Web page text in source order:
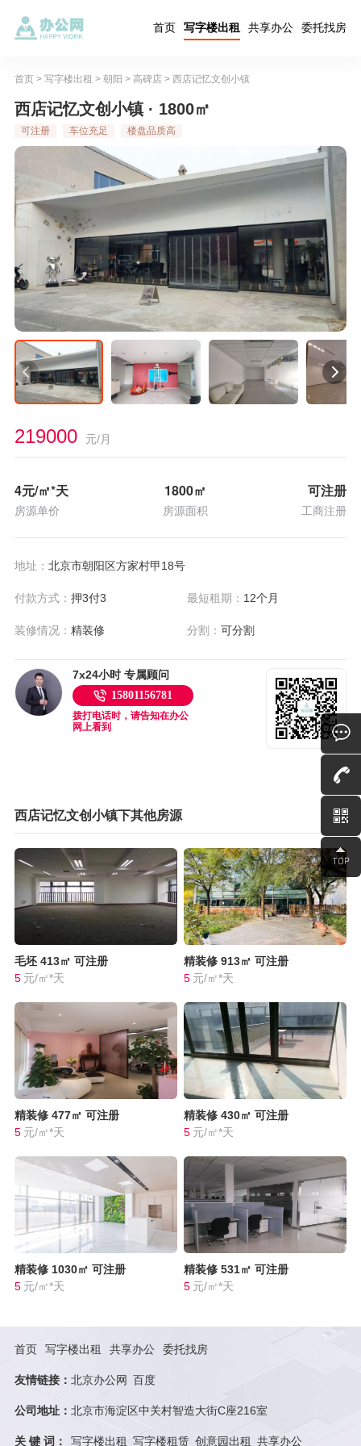
首页 写字楼出租 共享办公 委托找房
首页> 写字楼出租 > 朝阳 > 高碑店> 西店记忆文创小镇
西店记忆文创小镇 · 1800㎡
可注册 车位充足 楼盘品质高
219000 元/月
4元/㎡*天
房源单价
1800㎡
房源面积
可注册
工商注册
地址： 北京市朝阳区方家村甲18号
付款方式： 押3付3 最短租期： 12个月
装修情况： 精装修 分割：可分割
7x24小时 专属顾问
15801156781
拨打电话时，请告知在办公
网上看到
西店记忆文创小镇下其他房源
毛坯 413㎡ 可注册
5 元/㎡*天
精装修 913㎡ 可注册
5 元/㎡*天
精装修 477㎡ 可注册
5 元/㎡*天
精装修 430㎡ 可注册
5 元/㎡*天
精装修 1030㎡ 可注册
5 元/㎡*天
精装修 531㎡ 可注册
5 元/㎡*天
首页 写字楼出租 共享办公 委托找房
友情链接： 北京办公网 百度
公司地址： 北京市海淀区中关村智造大街C座216室
关 键 词： 写字楼出租 写字楼租赁 创意园出租 共享办公